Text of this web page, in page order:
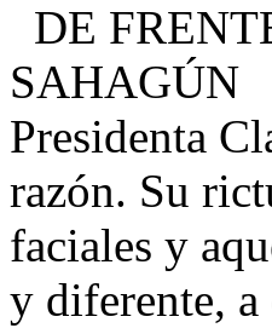
DE
SAHAGÚN
Presidenta
razón. Su
faciales y
y diferente,